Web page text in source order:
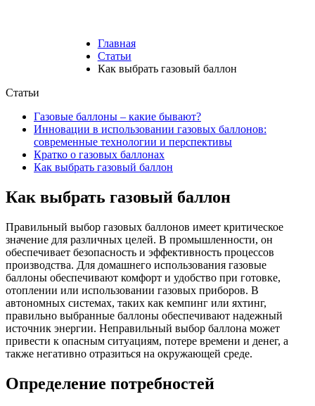
Главная
Статьи
Как выбрать газовый баллон
Статьи
Газовые баллоны – какие бывают?
Инновации в использовании газовых баллонов:
современные технологии и перспективы
Кратко о газовых баллонах
Как выбрать газовый баллон
Как выбрать газовый баллон
Правильный выбор газовых баллонов имеет критическое
значение для различных целей. В промышленности, он
обеспечивает безопасность и эффективность процессов
производства. Для домашнего использования газовые
баллоны обеспечивают комфорт и удобство при готовке,
отоплении или использовании газовых приборов. В
автономных системах, таких как кемпинг или яхтинг,
правильно выбранные баллоны обеспечивают надежный
источник энергии. Неправильный выбор баллона может
привести к опасным ситуациям, потере времени и денег, а
также негативно отразиться на окружающей среде.
Определение потребностей